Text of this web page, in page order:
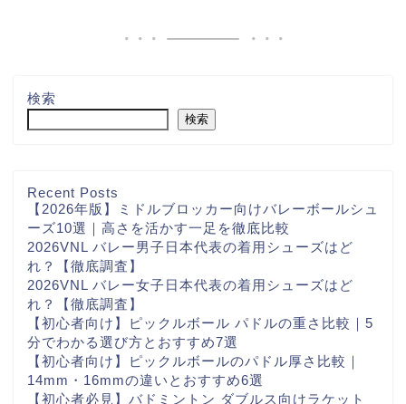
検索
検索
Recent Posts
【2026年版】ミドルブロッカー向けバレーボールシュ
ーズ10選｜高さを活かす一足を徹底比較
2026VNL バレー男子日本代表の着用シューズはど
れ？【徹底調査】
2026VNL バレー女子日本代表の着用シューズはど
れ？【徹底調査】
【初心者向け】ピックルボール パドルの重さ比較｜5
分でわかる選び方とおすすめ7選
【初心者向け】ピックルボールのパドル厚さ比較｜
14mm・16mmの違いとおすすめ6選
【初心者必見】バドミントン ダブルス向けラケット